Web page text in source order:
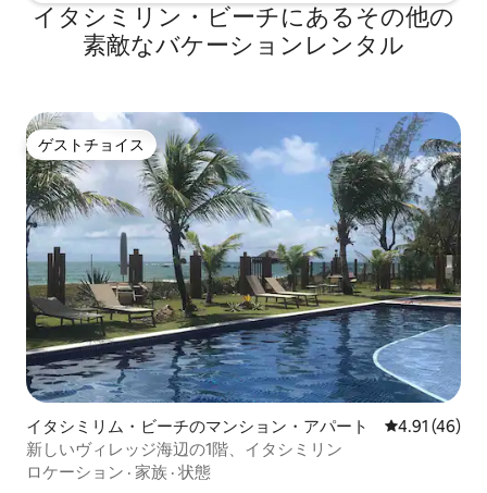
イタシミリン・ビーチにあるその他の
素敵なバケーションレンタル
ゲストチョイス
ゲストチョイス
イタシミリム・ビーチのマンション・アパート レビュー46
4.91 (46)
新しいヴィレッジ海辺の1階、イタシミリン
ロケーション · 家族 · 状態